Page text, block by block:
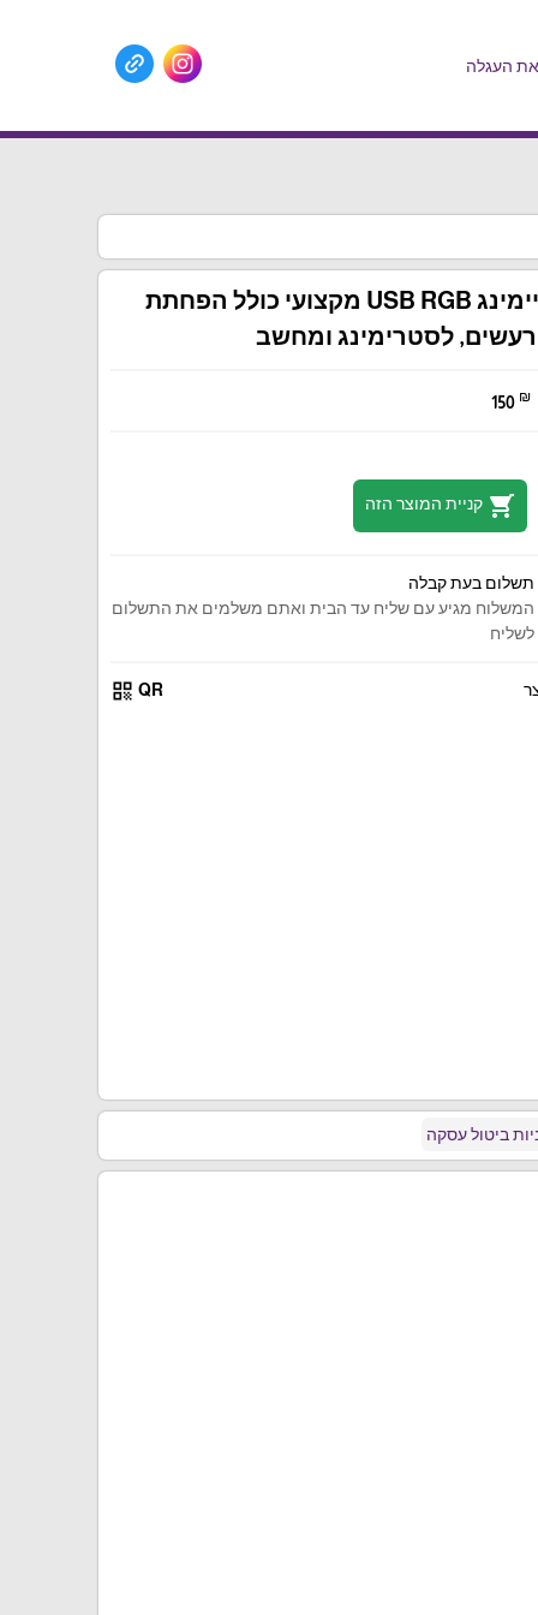
את העגלה
מיקרופון גיימינג USB RGB מקצועי כולל הפחתת
רעשים, לסטרימינג ומחשב
150 ₪
shopping_cart קניית המוצר הזה
תשלום בעת קבלה
המשלוח מגיע עם שליח עד הבית ואתם משלמים את התשלום
לשליח
QR
qr_code
ביטול עסקה